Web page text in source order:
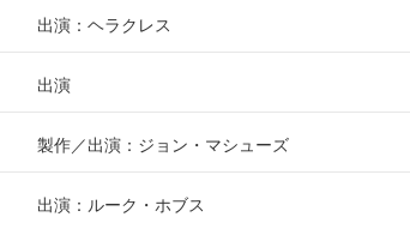
出演：ヘラクレス
出演
製作 出演：ジョン・マシューズ
出演：ルーク・ホブス